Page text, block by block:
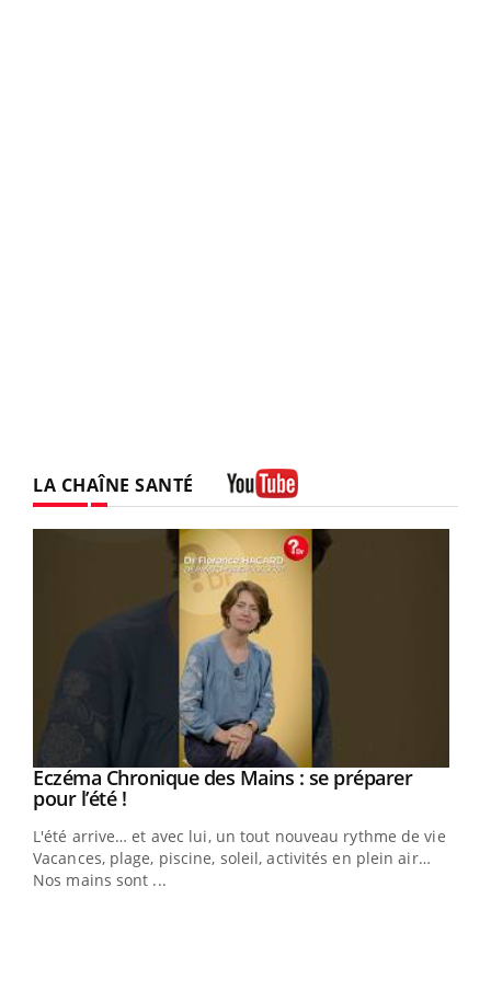
LA CHAÎNE SANTÉ
Youtube
Eczéma Chronique des Mains : se préparer
pour l’été !Youtube
L'été arrive… et avec lui, un tout nouveau rythme de vie !
Vacances, plage, piscine, soleil, activités en plein air…
Nos mains sont ...